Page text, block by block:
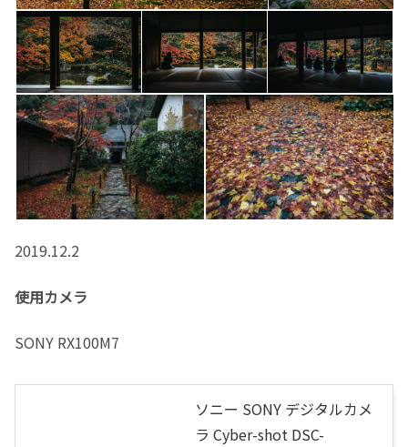
2019.12.2
使用カメラ
SONY RX100M7
ソニー SONY デジタルカメ
ラ Cyber-shot DSC-